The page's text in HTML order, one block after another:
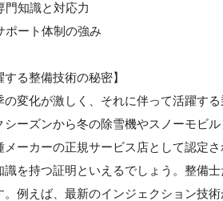
門知識と対応力
ポート体制の強み
する整備技術の秘密】
の変化が激しく、それに伴って活躍す
ーズンから冬の除雪機やスノーモビ
メーカーの正規サービス店として認定
識を持つ証明といえるでしょう。整備
。例えば、最新のインジェクション技